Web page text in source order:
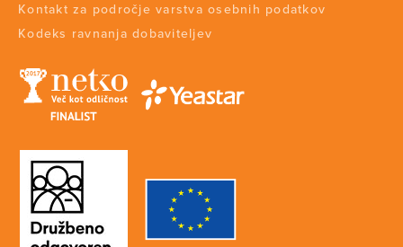
Kontakt za področje varstva osebnih podatkov
Kodeks ravnanja dobaviteljev